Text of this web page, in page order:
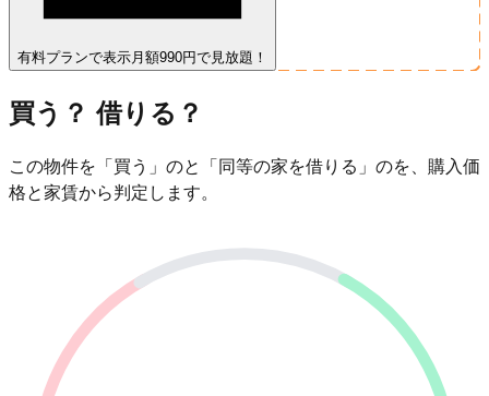
有料プランで表示 月額990円で見放題！
買う？ 借りる？
この物件を「買う」のと「同等の家を借りる」のを、購入価
格と家賃から判定します。